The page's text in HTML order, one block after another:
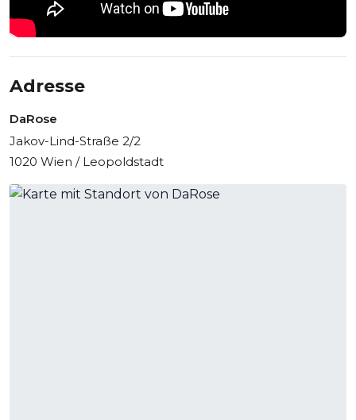
Adresse
DaRose
Jakov-Lind-Straße 2/2
1020 Wien / Leopoldstadt